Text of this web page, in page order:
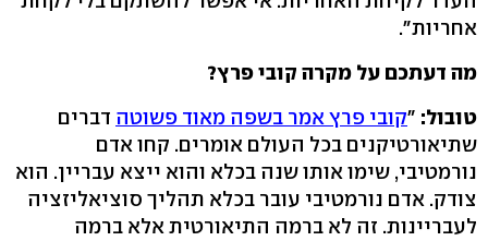
אחריות".
מה דעתכם על מקרה קובי פרץ?
טובול: "קובי פרץ אמר בשפה מאוד פשוטה דברים
שתיאורטיקנים בכל העולם אומרים. קחו אדם
נורמטיבי, שימו אותו שנה בכלא והוא ייצא עבריין. הוא
צודק. אדם נורמטיבי עובר בכלא תהליך סוציאליזציה
לעבריינות. זה לא ברמה התיאורטית אלא ברמה